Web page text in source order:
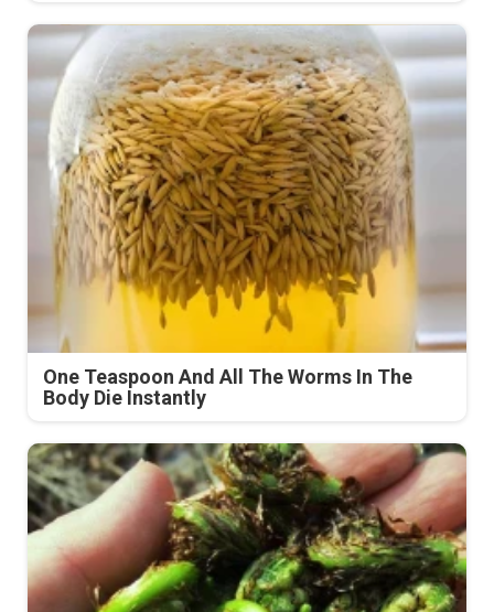
One Teaspoon And All The Worms In The
Body Die Instantly